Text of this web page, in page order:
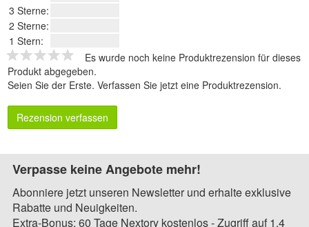
3 Sterne:
2 Sterne:
1 Stern:
Es wurde noch keine Produktrezension für dieses
Produkt abgegeben.
Seien Sie der Erste. Verfassen Sie jetzt eine Produktrezension.
Rezension verfassen
Verpasse keine Angebote mehr!
Abonniere jetzt unseren Newsletter und erhalte exklusive
Rabatte und Neuigkeiten.
Extra-Bonus: 60 Tage Nextory kostenlos - Zugriff auf 1,4